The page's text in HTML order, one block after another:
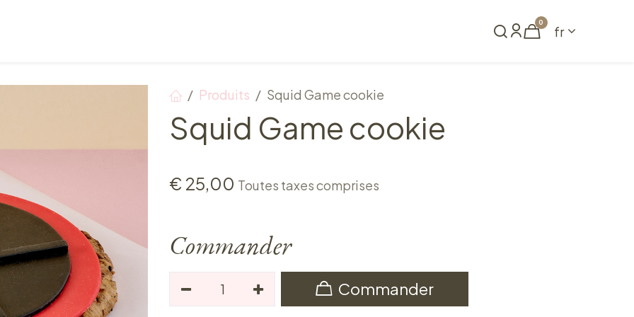
0
fr
Produits Squid Game cookie
Squid Game cookie
€ 25,00 Toutes taxes comprises
Commander
Commander